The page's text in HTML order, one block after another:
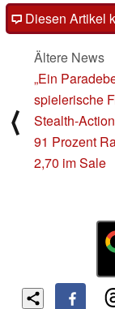
Diesen Artikel
⟨
Ältere News
„Ein
spielerische
Stealth-
91 Prozent
2,70 im Sale